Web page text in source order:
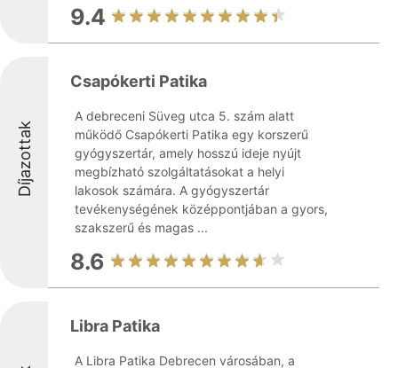
9.4
Díjazottak
Csapókerti Patika
A debreceni Süveg utca 5. szám alatt
működő Csapókerti Patika egy korszerű
gyógyszertár, amely hosszú ideje nyújt
megbízható szolgáltatásokat a helyi
lakosok számára. A gyógyszertár
tevékenységének középpontjában a gyors,
szakszerű és magas ...
8.6
Libra Patika
A Libra Patika Debrecen városában, a